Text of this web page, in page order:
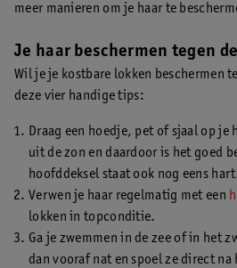
meer manieren om je haar te
Je haar beschermen tegen
Wil je je kostbare lokken beschermen
deze vier handige tips:
Draag een hoedje, pet of sjaal op je
uit de zon en daardoor is het goed
hoofddeksel staat ook nog eens
Verwen je haar regelmatig met een
lokken in topconditie.
Ga je zwemmen in de zee of in het
dan vooraf nat en spoel ze direct